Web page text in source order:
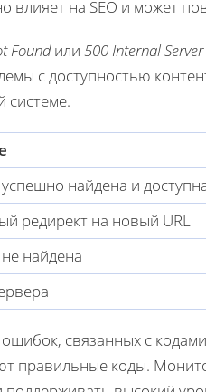
на SEO и может
Foundили 500 Internal
с доступностью
системе.
найдена и
редирект на новый URL
найдена
связанных с
правильные коды.